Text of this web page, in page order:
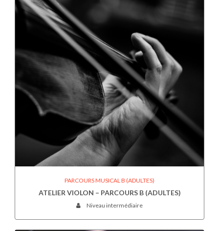
PARCOURS MUSICAL B (ADULTES)
ATELIER VIOLON – PARCOURS B (ADULTES)
Niveau intermédiaire